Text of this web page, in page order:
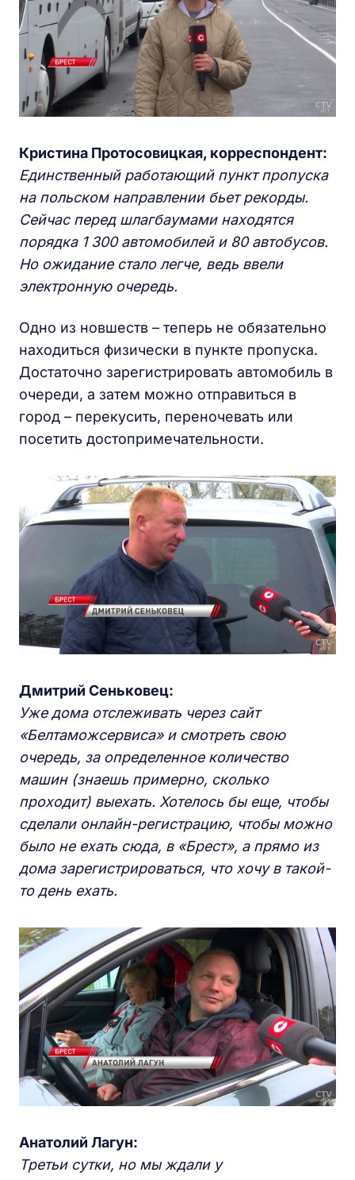
Кристина Протосовицкая, корреспондент:
Единственный работающий пункт пропуска
на польском направлении бьет рекорды.
Сейчас перед шлагбаумами находятся
порядка 1 300 автомобилей и 80 автобусов.
Но ожидание стало легче, ведь ввели
электронную очередь.
Одно из новшеств – теперь не обязательно
находиться физически в пункте пропуска.
Достаточно зарегистрировать автомобиль в
очереди, а затем можно отправиться в
город – перекусить, переночевать или
посетить достопримечательности.
Дмитрий Сеньковец:
Уже дома отслеживать через сайт
«Белтаможсервиса» и смотреть свою
очередь, за определенное количество
машин (знаешь примерно, сколько
проходит) выехать. Хотелось бы еще, чтобы
сделали онлайн-регистрацию, чтобы можно
было не ехать сюда, в «Брест», а прямо из
дома зарегистрироваться, что хочу в такой-
то день ехать.
Анатолий Лагун:
Третьи сутки, но мы ждали у